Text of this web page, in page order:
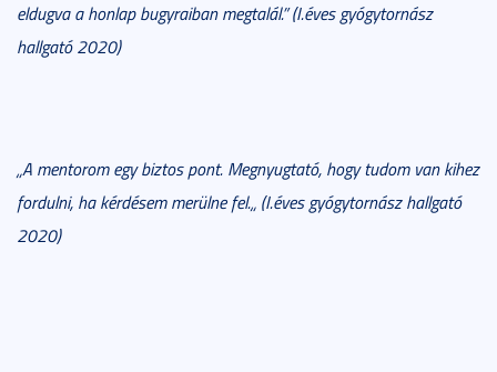
eldugva a honlap bugyraiban megtalál.” (I.éves gyógytornász
hallgató 2020)
„A mentorom egy biztos pont. Megnyugtató, hogy tudom van kihez
fordulni, ha kérdésem merülne fel.„ (I.éves gyógytornász hallgató
2020)